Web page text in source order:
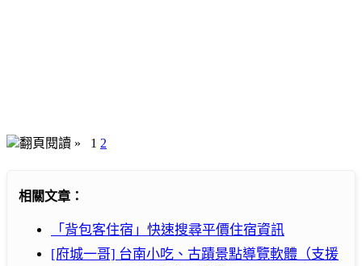
翻頁閱讀 » 1 2
相關文章：
「背包客住宿」快速搜尋平價住宿資訊
[府城一哥] 台南小吃、古蹟景點導覽軟體（支援